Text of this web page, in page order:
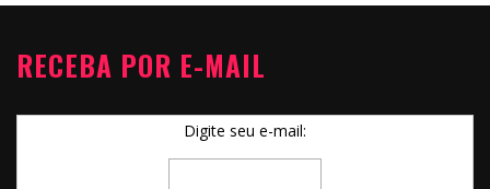
RECEBA POR E-MAIL
Digite seu e-mail: